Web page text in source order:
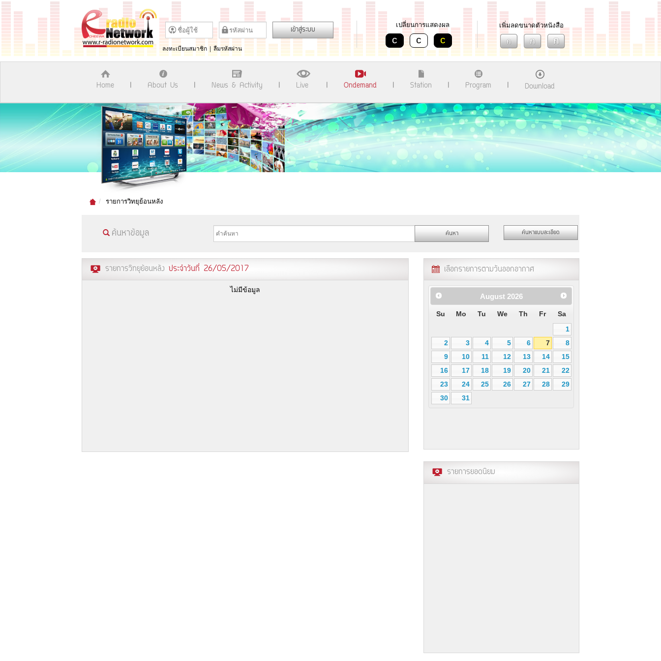
เข้าสู่ระบบ
ลงทะเบียนสมาชิก | ลืมรหัสผ่าน
เปลี่ยนการแสดงผล
c c c
เพิ่มลดขนาดตัวหนังสือ
Home About Us News & Activity Live Ondemand Station Program Download
รายการวิทยุย้อนหลัง
ค้นหาข้อมูล
รายการวิทยุย้อนหลัง ประจำวันที่ 26/05/2017
ไม่มีข้อมูล
เลือกรายการตามวันออกอากาศ
August 2026
Su Mo Tu We Th Fr
Sa
1
2
3 4 5 6 7
8
9
10 11 12 13 14
15
16
17 18 19 20 21
22
23
24 25 26 27 28
29
30
31
รายการยอดนิยม